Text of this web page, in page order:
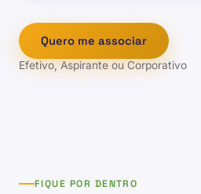
Quero me associar
Efetivo, Aspirante ou Corporativo
FIQUE POR DENTRO